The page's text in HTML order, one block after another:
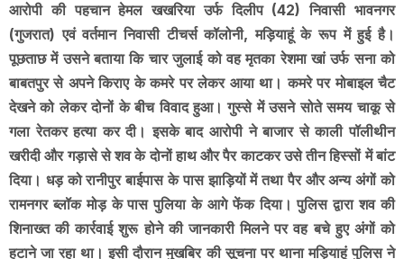
आरोपी की पहचान हेमल खखरिया उर्फ दिलीप (42) निवासी भावनगर
(गुजरात) एवं वर्तमान निवासी टीचर्स कॉलोनी, मड़ियाहूं के रूप में हुई है।
पूछताछ में उसने बताया कि चार जुलाई को वह मृतका रेशमा खां उर्फ सना को
बाबतपुर से अपने किराए के कमरे पर लेकर आया था। कमरे पर मोबाइल चैट
देखने को लेकर दोनों के बीच विवाद हुआ। गुस्से में उसने सोते समय चाकू से
गला रेतकर हत्या कर दी। इसके बाद आरोपी ने बाजार से काली पॉलीथीन
खरीदी और गड़ासे से शव के दोनों हाथ और पैर काटकर उसे तीन हिस्सों में बांट
दिया। धड़ को रानीपुर बाईपास के पास झाड़ियों में तथा पैर और अन्य अंगों को
रामनगर ब्लॉक मोड़ के पास पुलिया के आगे फेंक दिया। पुलिस द्वारा शव की
शिनाख्त की कार्रवाई शुरू होने की जानकारी मिलने पर वह बचे हुए अंगों को
हटाने जा रहा था। इसी दौरान मुखबिर की सूचना पर थाना मड़ियाहूं पुलिस ने